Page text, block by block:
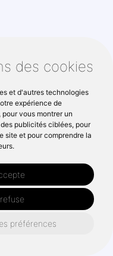
des cookies
et d'autres technologies
expérience de
vous montrer un
publicités ciblées, pour
site et pour comprendre la
préférences